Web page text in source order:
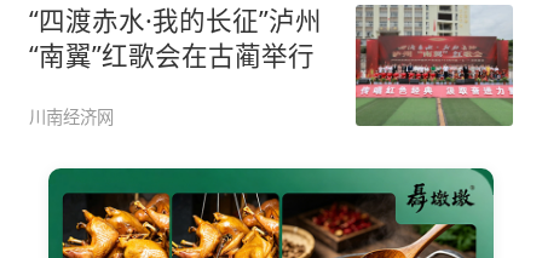
“四渡赤水·我的长征”泸州
“南翼”红歌会在古蔺举行
川南经济网